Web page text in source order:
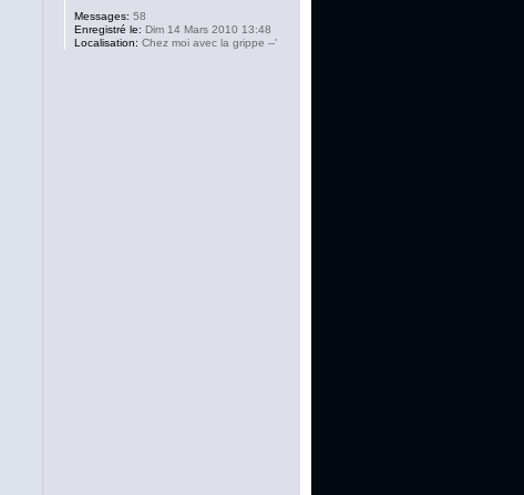
Messages: 58
Enregistré le: Dim 14 Mars 2010 13:48
Localisation: Chez moi avec la grippe --'